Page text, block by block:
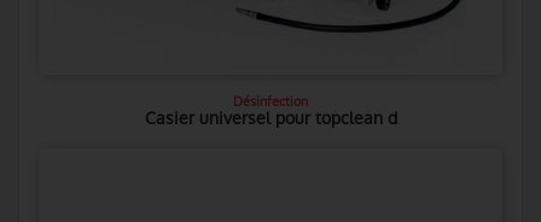
Désinfection
Casier universel pour topclean d